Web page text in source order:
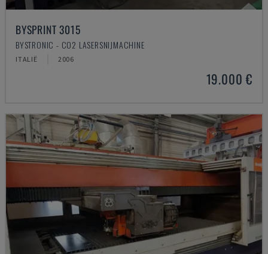
BYSPRINT 3015
BYSTRONIC - CO2 LASERSNIJMACHINE
ITALIË 2006
19.000 €